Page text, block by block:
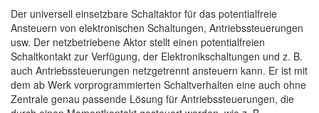
Der universell einsetzbare Schaltaktor für das potentialfreie
Ansteuern von elektronischen Schaltungen, Antriebssteuerungen
usw. Der netzbetriebene Aktor stellt einen potentialfreien
Schaltkontakt zur Verfügung, der Elektronikschaltungen und z. B.
auch Antriebssteuerungen netzgetrennt ansteuern kann. Er ist mit
dem ab Werk vorprogrammierten Schaltverhalten eine auch ohne
Zentrale genau passende Lösung für Antriebssteuerungen, die